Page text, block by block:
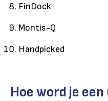
FinDock
Montis-Q
Handpicked
Hoe word je